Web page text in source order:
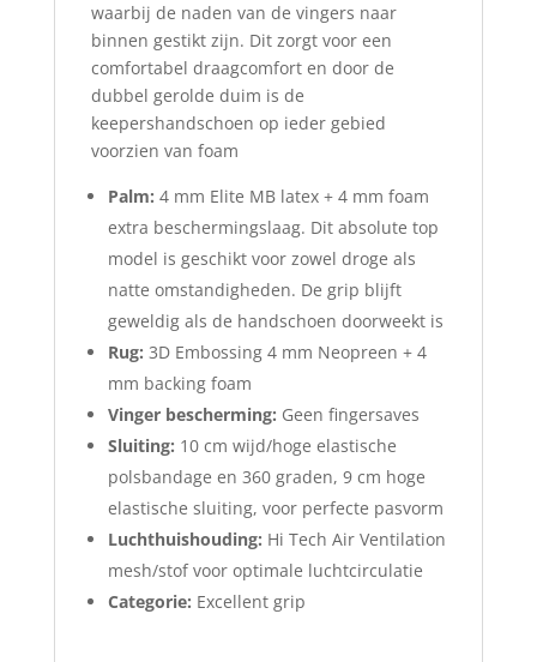
waarbij de naden van de vingers naar
binnen gestikt zijn. Dit zorgt voor een
comfortabel draagcomfort en door de
dubbel gerolde duim is de
keepershandschoen op ieder gebied
voorzien van foam
Palm: 4 mm Elite MB latex + 4 mm foam
extra beschermingslaag. Dit absolute top
model is geschikt voor zowel droge als
natte omstandigheden. De grip blijft
geweldig als de handschoen doorweekt is
Rug: 3D Embossing 4 mm Neopreen + 4
mm backing foam
Vinger bescherming: Geen fingersaves
Sluiting: 10 cm wijd/hoge elastische
polsbandage en 360 graden, 9 cm hoge
elastische sluiting, voor perfecte pasvorm
Luchthuishouding: Hi Tech Air Ventilation
mesh/stof voor optimale luchtcirculatie
Categorie: Excellent grip